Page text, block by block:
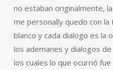
no estaban originalmente,
me personally quedo con
blanco y cada dialogo es la
los ademanes y dialogos
los cuales lo que ocurrió